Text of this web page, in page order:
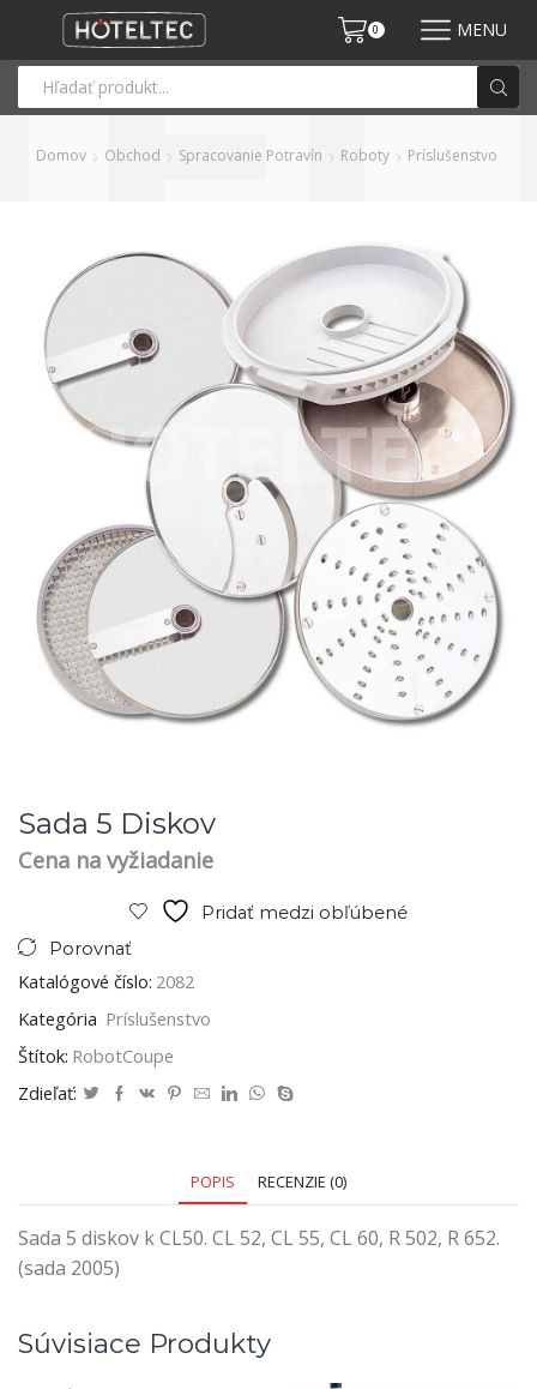
0 MENU
Domov Obchod Spracovanie Potravín Roboty Príslušenstvo
Sada 5 Diskov
Cena na vyžiadanie
Pridať medzi obľúbené
Porovnať
Katalógové číslo: 2082
Kategória Príslušenstvo
Štítok: RobotCoupe
Zdieľať:
POPIS RECENZIE (0)
Sada 5 diskov k CL50. CL 52, CL 55, CL 60, R 502, R 652.
(sada 2005)
Súvisiace Produkty